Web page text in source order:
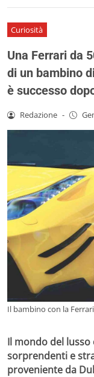
Curiosità
Una Ferrari da
di un bambino
è successo
Redazione -
Il bambino con la
Il mondo del
sorprendenti e
proveniente da